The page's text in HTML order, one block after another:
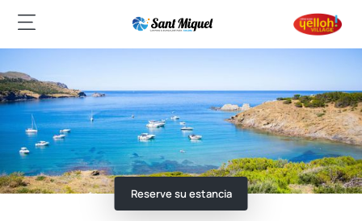
Reserve su estancia